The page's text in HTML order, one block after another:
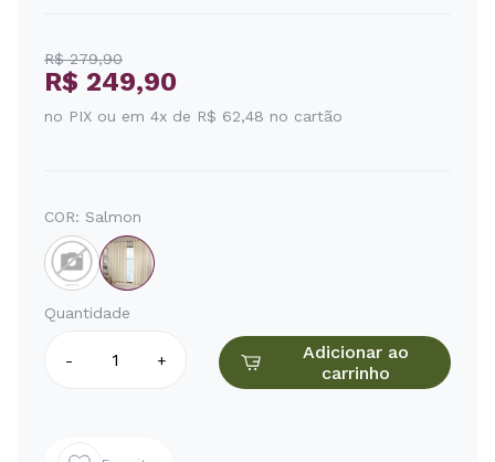
R$ 279,90
R$ 249,90
no PIX ou em 4x de R$ 62,48 no cartão
COR: Salmon
Quantidade
- +
Adicionar ao
carrinho